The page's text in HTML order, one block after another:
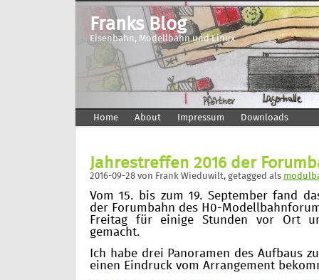
Franks Blog
Eisenbahn, Modellbahn und Linux
Home About Impressum Downloads
Jahrestreffen 2016 der
2016-09-28 von Frank Wieduwilt, getagged als
Vom 15. bis zum 19. September fand
der Forumbahn des H0-
Freitag für einige Stunden vor Ort
gemacht.
Ich habe drei Panoramen des Aufbaus
einen Eindruck vom Arrangement